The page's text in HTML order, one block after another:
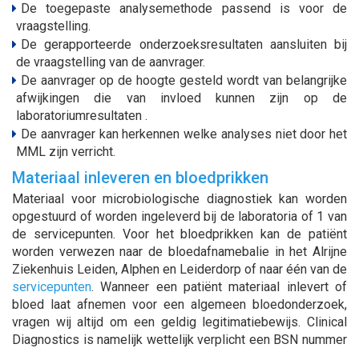
De toegepaste analysemethode passend is voor de
vraagstelling.
De gerapporteerde onderzoeksresultaten aansluiten bij
de vraagstelling van de aanvrager.
De aanvrager op de hoogte gesteld wordt van belangrijke
afwijkingen die van invloed kunnen zijn op de
laboratoriumresultaten .
De aanvrager kan herkennen welke analyses niet door het
MML zijn verricht.
Materiaal inleveren en bloedprikken
Materiaal voor microbiologische diagnostiek kan worden
opgestuurd of worden ingeleverd bij de laboratoria of 1 van
de servicepunten. Voor het bloedprikken kan de patiënt
worden verwezen naar de bloedafnamebalie in het Alrijne
Ziekenhuis Leiden, Alphen en Leiderdorp of naar één van de
servicepunten. Wanneer een patiënt materiaal inlevert of
bloed laat afnemen voor een algemeen bloedonderzoek,
vragen wij altijd om een geldig legitimatiebewijs. Clinical
Diagnostics is namelijk wettelijk verplicht een BSN nummer